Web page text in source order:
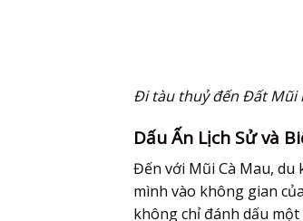
Đi tàu thuỷ đến Đất Mũi
Dấu Ấn Lịch Sử và
Đến với Mũi Cà Mau, du
mình vào không gian
không chỉ đánh dấu